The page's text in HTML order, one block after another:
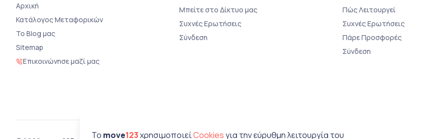
Αρχική
Κατάλογος Μεταφορικών
Το Blog μας
Sitemap
Επικοινώνησε μαζί μας
Μπείτε στο Δίκτυο μας
Συχνές Ερωτήσεις
Σύνδεση
Πώς Λειτουργεί
Συχνές Ερωτήσεις
Πάρε Προσφορές
Σύνδεση
To move123χρησιμοποιείCookiesγια την εύρυθμη λειτουργία του